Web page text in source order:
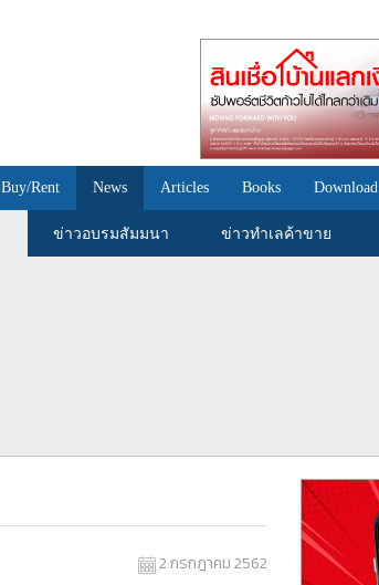
Buy/Rent News Articles Books Download
ข่าวอบรมสัมมนา ข่าวทำเลค้าขาย
2 กรกฎาคม 2562